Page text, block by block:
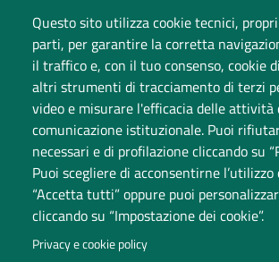
Questo sito utilizza cookie tecnici,
parti, per garantire la corretta
il traffico e, con il tuo consenso, cookie
altri strumenti di tracciamento di terzi
video e misurare l'efficacia delle attività
comunicazione istituzionale. Puoi
necessari e di profilazione cliccando su
Puoi scegliere di acconsentirne l’utilizzo
“Accetta tutti” oppure puoi
cliccando su “Impostazione dei cookie”.
Privacy e cookie policy
Università degli Studi dell'Insubria
Cambia idea sui cookie
Dati di monitoraggio